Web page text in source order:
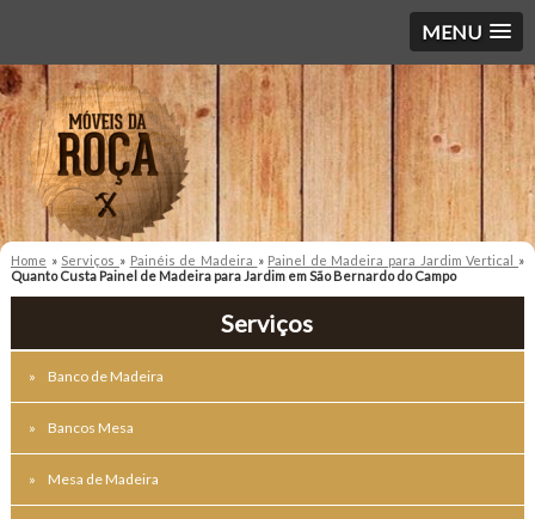
MENU
Home » Serviços » Painéis de Madeira » Painel de Madeira para Jardim Vertical »
Quanto Custa Painel de Madeira para Jardim em São Bernardo do Campo
Serviços
Banco de Madeira
Bancos Mesa
Mesa de Madeira